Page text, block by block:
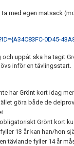
med egen matsäck
0D45-
uppåt ska ha tagit
inför en tävlingsstart.
har Grönt kort idag
göra både de
Grönt kort
13 år kan han/hon
tävlande fyller 14 år